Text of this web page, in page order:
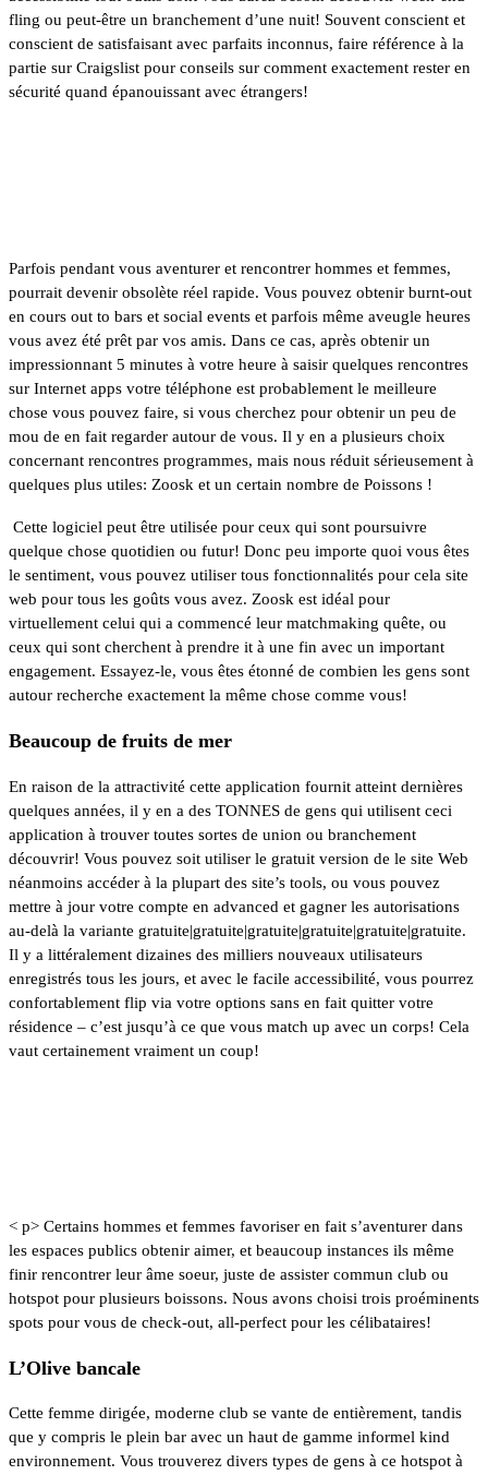
fling ou peut-être un branchement d’une nuit! Souvent conscient et
conscient de satisfaisant avec parfaits inconnus, faire référence à la
partie sur Craigslist pour conseils sur comment exactement rester en
sécurité quand épanouissant avec étrangers!
Parfois pendant vous aventurer et rencontrer hommes et femmes,
pourrait devenir obsolète réel rapide. Vous pouvez obtenir burnt-out
en cours out to bars et social events et parfois même aveugle heures
vous avez été prêt par vos amis. Dans ce cas, après obtenir un
impressionnant 5 minutes à votre heure à saisir quelques rencontres
sur Internet apps votre téléphone est probablement le meilleure
chose vous pouvez faire, si vous cherchez pour obtenir un peu de
mou de en fait regarder autour de vous. Il y en a plusieurs choix
concernant rencontres programmes, mais nous réduit sérieusement à
quelques plus utiles: Zoosk et un certain nombre de Poissons !
Cette logiciel peut être utilisée pour ceux qui sont poursuivre
quelque chose quotidien ou futur! Donc peu importe quoi vous êtes
le sentiment, vous pouvez utiliser tous fonctionnalités pour cela site
web pour tous les goûts vous avez. Zoosk est idéal pour
virtuellement celui qui a commencé leur matchmaking quête, ou
ceux qui sont cherchent à prendre it à une fin avec un important
engagement. Essayez-le, vous êtes étonné de combien les gens sont
autour recherche exactement la même chose comme vous!
Beaucoup de fruits de mer
En raison de la attractivité cette application fournit atteint dernières
quelques années, il y en a des TONNES de gens qui utilisent ceci
application à trouver toutes sortes de union ou branchement
découvrir! Vous pouvez soit utiliser le gratuit version de le site Web
néanmoins accéder à la plupart des site’s tools, ou vous pouvez
mettre à jour votre compte en advanced et gagner les autorisations
au-delà la variante gratuite|gratuite|gratuite|gratuite|gratuite|gratuite.
Il y a littéralement dizaines des milliers nouveaux utilisateurs
enregistrés tous les jours, et avec le facile accessibilité, vous pourrez
confortablement flip via votre options sans en fait quitter votre
résidence – c’est jusqu’à ce que vous match up avec un corps! Cela
vaut certainement vraiment un coup!
< p> Certains hommes et femmes favoriser en fait s’aventurer dans
les espaces publics obtenir aimer, et beaucoup instances ils même
finir rencontrer leur âme soeur, juste de assister commun club ou
hotspot pour plusieurs boissons. Nous avons choisi trois proéminents
spots pour vous de check-out, all-perfect pour les célibataires!
L’Olive bancale
Cette femme dirigée, moderne club se vante de entièrement, tandis
que y compris le plein bar avec un haut de gamme informel kind
environnement. Vous trouverez divers types de gens à ce hotspot à